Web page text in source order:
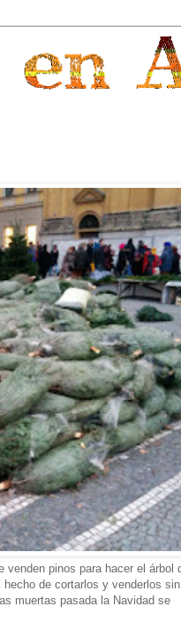
venden pinos para hacer el árbol
hecho de cortarlos y venderlos sin
muertas pasada la Navidad se